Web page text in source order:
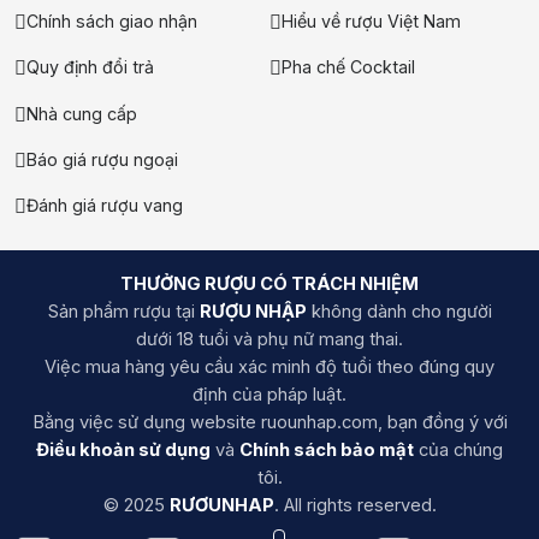
Quốc và rượu ngũ lương dịch là sản phẩm cao cấp nhất của
thương hiệu này, nó là một trong những mẫu rượu nổi tiếng
thứ để chúng ta nên thưởng thức
Rượu 1573 Guojiao
Laojiao, được làm từ nguyên liệu cao cấp và ủ trong hầm
rượu có lịch sử từ năm 1573 sau Công Nguyên
Nước cốt rượu là sự kết hợp tinh tế giữa công nghệ hiện đại
và phương phát sản xuất truyền thống của di sản văn hóa phi
vật thể của Luzhou Laojiao. Chất lượng tuyệt hảo cùng hương
thơm cao cấp mang lại trải nghiệm khó quên cho người dùng
Rượu Fenjiu 20 Năm Bạch Tửu Xanh
Chính sách giao nhận
Quy định đổi trả
Nhà cung cấp
Báo giá rượu ngoại
Đánh giá rượu vang
Hiểu về rượu Việt Nam
Pha chế Cocktail
THƯỞNG RƯỢU CÓ TRÁCH NHIỆM
Sản phẩm rượu tại RƯỢU NHẬP không dành cho người
dưới 18 tuổi và phụ nữ mang thai.
Việc mua hàng yêu cầu xác minh độ tuổi theo đúng quy
định của pháp luật.
Bằng việc sử dụng website ruounhap.com, bạn đồng ý với
Điều khoản sử dụng và Chính sách bảo mật của chúng
tôi.
© 2025 RƯƠUNHAP. All rights reserved.